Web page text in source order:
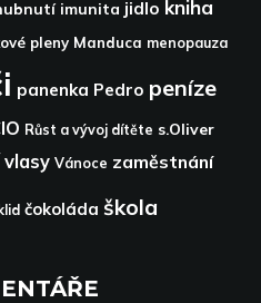
imunita jidlo kniha
pleny Manduca menopauza
panenka Pedro peníze
Růst a vývoj dítěte s.Oliver
vlasy Vánoce zaměstnání
čokoláda škola